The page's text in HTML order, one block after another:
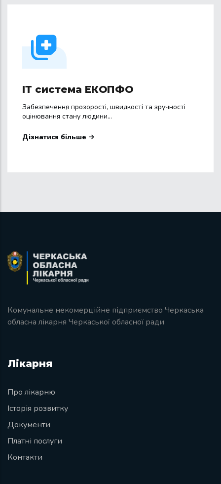
ІТ система ЕКОПФО
Забезпечення прозорості, швидкості та зручності
оцінювання стану людини...
Дізнатися більше
Комунальне некомерційне підприємство Черкаська
обласна лікарня Черкаської обласної ради
Лікарня
Про лікарню
Історія розвитку
Документи
Платні послуги
Контакти